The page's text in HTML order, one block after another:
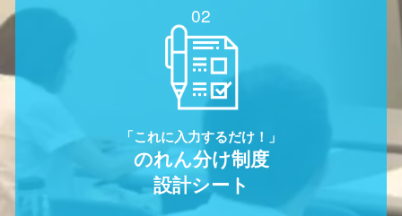
02
「これに入力するだけ！」
のれん分け制度
設計シート